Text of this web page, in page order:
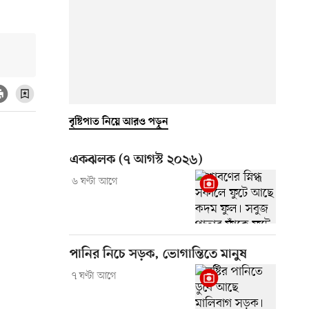
বৃষ্টিপাত নিয়ে আরও পড়ুন
একঝলক (৭ আগস্ট ২০২৬)
৬ ঘণ্টা আগে
পানির নিচে সড়ক, ভোগান্তিতে মানুষ
৭ ঘণ্টা আগে